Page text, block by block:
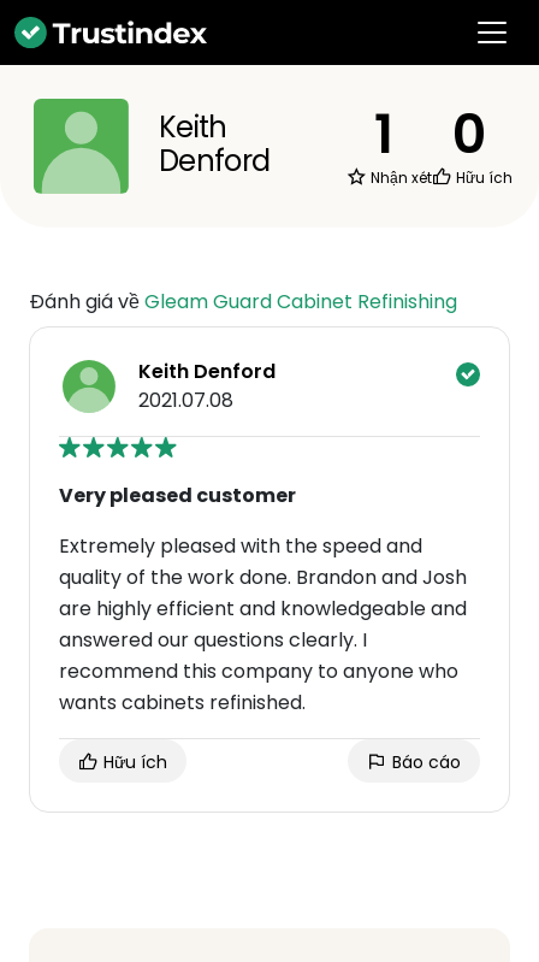
Keith
Denford
1
Nhận xét
0
Hữu ích
Đánh giá vềGleam Guard Cabinet Refinishing
Keith Denford
2021.07.08
Very pleased customer
Extremely pleased with the speed and
quality of the work done. Brandon and Josh
are highly efficient and knowledgeable and
answered our questions clearly. I
recommend this company to anyone who
wants cabinets refinished.
Hữu ích Báo cáo